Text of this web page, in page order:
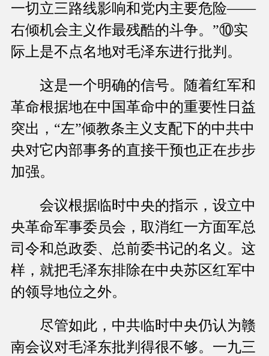
一切立三路线影响和党内主要危险——
右倾机会主义作最残酷的斗争。”⑩实
际上是不点名地对毛泽东进行批判。
这是一个明确的信号。随着红军和
革命根据地在中国革命中的重要性日益
突出，“左”倾教条主义支配下的中共中
央对它内部事务的直接干预也正在步步
加强。
会议根据临时中央的指示，设立中
央革命军事委员会，取消红一方面军总
司令和总政委、总前委书记的名义。这
样，就把毛泽东排除在中央苏区红军中
的领导地位之外。
尽管如此，中共临时中央仍认为赣
南会议对毛泽东批判得很不够。一九三